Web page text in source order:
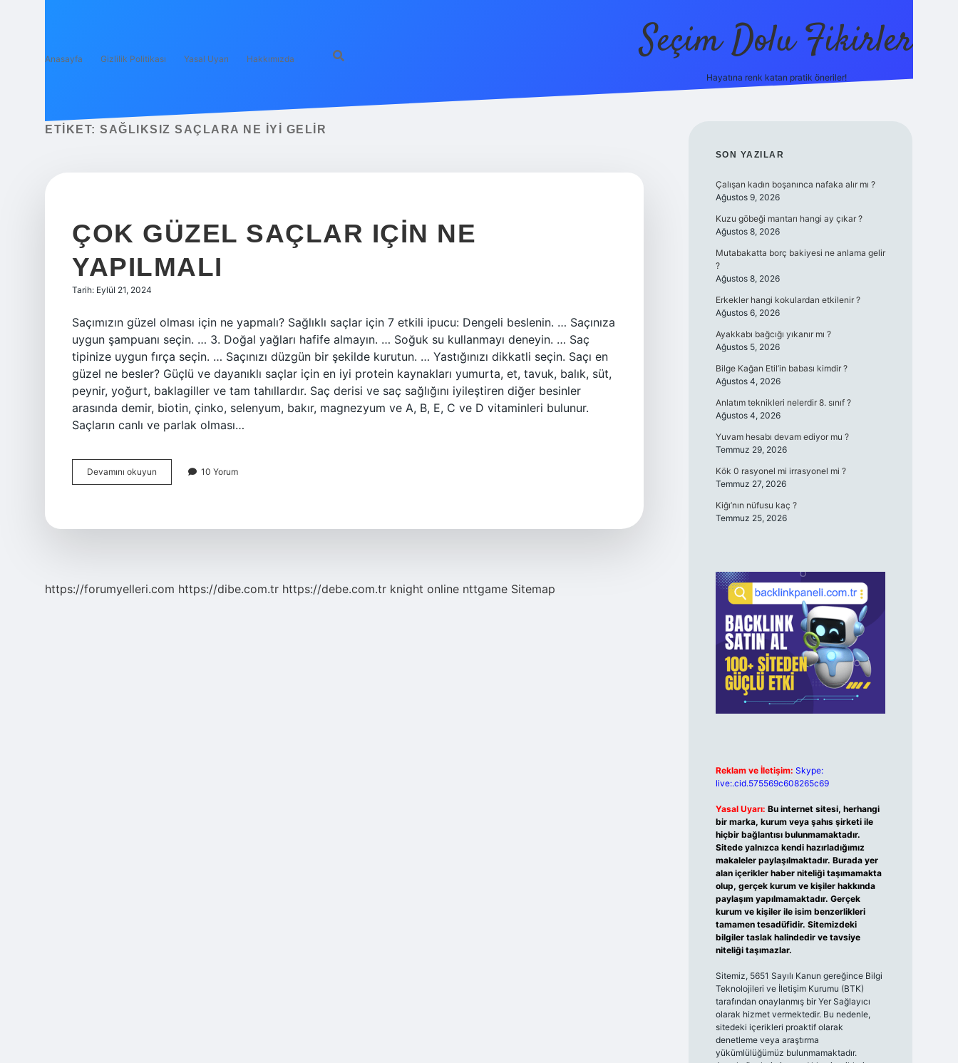
Anasayfa Gizlilik Politikası Yasal Uyarı Hakkımızda Seçim Dolu Fikirler
Hayatına renk katan pratik öneriler!
ETIKET: SAĞLIKSIZ SAÇLARA NE IYI GELIR
ÇOK GÜZEL SAÇLAR IÇIN NE
YAPILMALI
Tarih: Eylül 21, 2024
Saçımızın güzel olması için ne yapmalı? Sağlıklı saçlar için 7 etkili ipucu: Dengeli beslenin. … Saçınıza
uygun şampuanı seçin. … 3. Doğal yağları hafife almayın. … Soğuk su kullanmayı deneyin. … Saç
tipinize uygun fırça seçin. … Saçınızı düzgün bir şekilde kurutun. … Yastığınızı dikkatli seçin. Saçı en
güzel ne besler? Güçlü ve dayanıklı saçlar için en iyi protein kaynakları yumurta, et, tavuk, balık, süt,
peynir, yoğurt, baklagiller ve tam tahıllardır. Saç derisi ve saç sağlığını iyileştiren diğer besinler
arasında demir, biotin, çinko, selenyum, bakır, magnezyum ve A, B, E, C ve D vitaminleri bulunur.
Saçların canlı ve parlak olması…
Devamını okuyun
Güzel
10 Yorum
https://forumyelleri.com https://dibe.com.tr https://debe.com.tr knight online nttgame Sitemap
SIDEBAR
SON YAZILAR
Çalışan kadın boşanınca nafaka alır mı ?
Ağustos 9, 2026
Kuzu göbeği mantarı hangi ay çıkar ?
Ağustos 8, 2026
Mutabakatta borç bakiyesi ne anlama gelir
?
Ağustos 8, 2026
Erkekler hangi kokulardan etkilenir ?
Ağustos 6, 2026
Ayakkabı bağcığı yıkanır mı ?
Ağustos 5, 2026
Bilge Kağan Etil’in babası kimdir ?
Ağustos 4, 2026
Anlatım teknikleri nelerdir 8. sınıf ?
Ağustos 4, 2026
Yuvam hesabı devam ediyor mu ?
Temmuz 29, 2026
Kök 0 rasyonel mi irrasyonel mi ?
Temmuz 27, 2026
Kiğı’nın nüfusu kaç ?
Temmuz 25, 2026
Reklam ve İletişim: Skype:
live:.cid.575569c608265c69
Yasal Uyarı: Bu internet sitesi, herhangi
bir marka, kurum veya şahıs şirketi ile
hiçbir bağlantısı bulunmamaktadır.
Sitede yalnızca kendi hazırladığımız
makaleler paylaşılmaktadır. Burada yer
alan içerikler haber niteliği taşımamakta
olup, gerçek kurum ve kişiler hakkında
paylaşım yapılmamaktadır. Gerçek
kurum ve kişiler ile isim benzerlikleri
tamamen tesadüfidir. Sitemizdeki
bilgiler taslak halindedir ve tavsiye
niteliği taşımazlar.
Sitemiz, 5651 Sayılı Kanun gereğince Bilgi
Teknolojileri ve İletişim Kurumu (BTK)
tarafından onaylanmış bir Yer Sağlayıcı
olarak hizmet vermektedir. Bu nedenle,
sitedeki içerikleri proaktif olarak
denetleme veya araştırma
yükümlülüğümüz bulunmamaktadır.